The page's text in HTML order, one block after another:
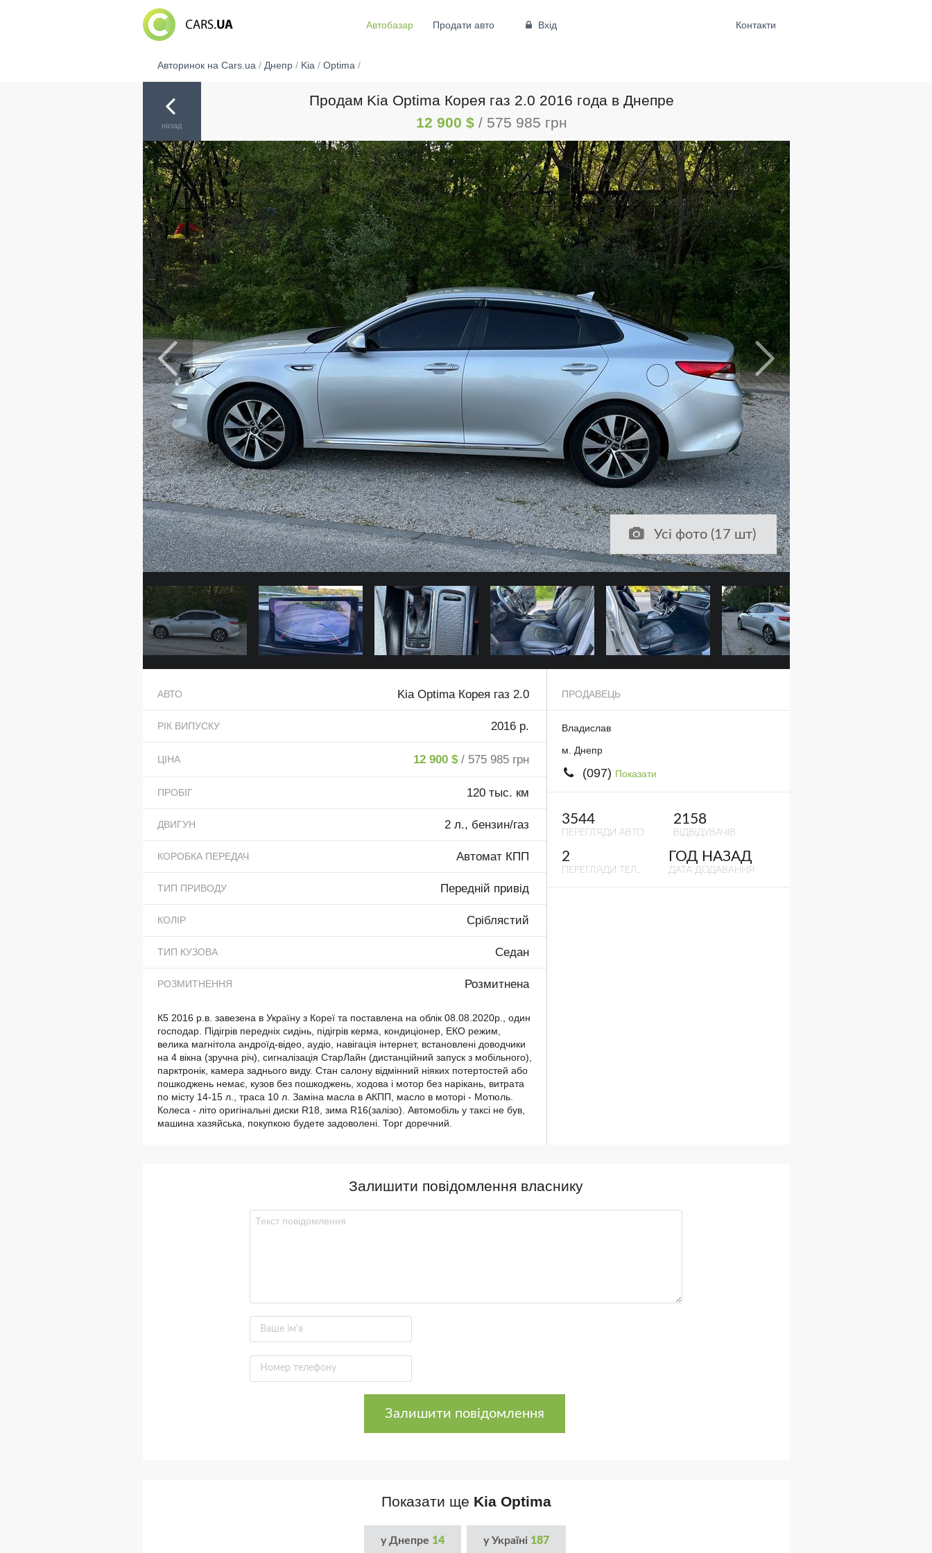
Автобазар Продати авто Вхід Контакти
Авторинок на Cars.ua / Днепр/ Kia / Optima /
назад
Продам Kia Optima Корея газ 2.0 2016 года в Днепре
12 900 $ / 575 985 грн
Усі фото (17 шт)
АВТО Kia Optima Корея газ 2.0
РІК ВИПУСКУ 2016 р.
ЦІНА 12 900 $ / 575 985 грн
ПРОБІГ 120 тыс. км
ДВИГУН 2 л., бензин/газ
КОРОБКА ПЕРЕДАЧ Автомат КПП
ТИП ПРИВОДУ Передній привід
КОЛІР Сріблястий
ТИП КУЗОВА Седан
РОЗМИТНЕННЯ Розмитнена
К5 2016 р.в. завезена в Україну з Кореї та поставлена ​​на облік 08.08.2020р., один
господар. Підігрів передніх сидінь, підігрів керма, кондиціонер, ЕКО режим,
велика магнітола андроїд-відео, аудіо, навігація інтернет, встановлені доводчики
на 4 вікна (зручна річ), сигналізація СтарЛайн (дистанційний запуск з мобільного),
парктронік, камера заднього виду. Стан салону відмінний ніяких потертостей або
пошкоджень немає, кузов без пошкоджень, ходова і мотор без нарікань, витрата
по місту 14-15 л., траса 10 л. Заміна масла в АКПП, масло в моторі - Мотюль.
Колеса - літо оригінальні диски R18, зима R16(залізо). Автомобіль у таксі не був,
машина хазяйська, покупкою будете задоволені. Торг доречний.
ПРОДАВЕЦЬ
Владислав
м. Днепр
(097) Показати
3544
ПЕРЕГЛЯДИ АВТО
2158
ВІДВІДУВАЧІВ
2
ПЕРЕГЛЯДИ ТЕЛ.
ГОД НАЗАД
ДАТА ДОДАВАННЯ
Залишити повідомлення власнику
Залишити повідомлення
Показати ще Kia Optima
у Днепре 14 у Україні 187